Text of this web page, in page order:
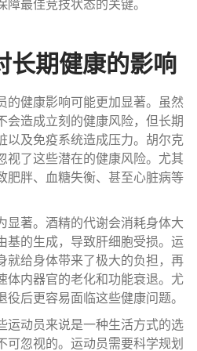
最佳竞技状态的关键。
长期健康的影响
的健康影响可能更加显著。虽然
会造成立刻的健康风险，但长期
以及免疫系统造成压力。胡尔克
视了这些潜在的健康风险。尤其
肥胖、血糖失衡、甚至心脏病等
显著。酒精的代谢会消耗身体大
基的生成，导致肝细胞受损。运
就给身体带来了极大的负担，再
体内器官的老化和功能衰退。尤
后更容易面临这些健康问题。
运动员来说是一种生活方式的选
可忽视的。运动员需要科学规划